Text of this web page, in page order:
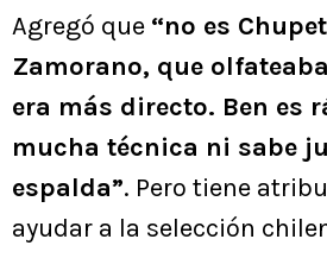
Agregó que “no es
Zamorano, que
era más directo. Ben es
mucha técnica ni sabe
espalda”. Pero tiene
ayudar a la selección